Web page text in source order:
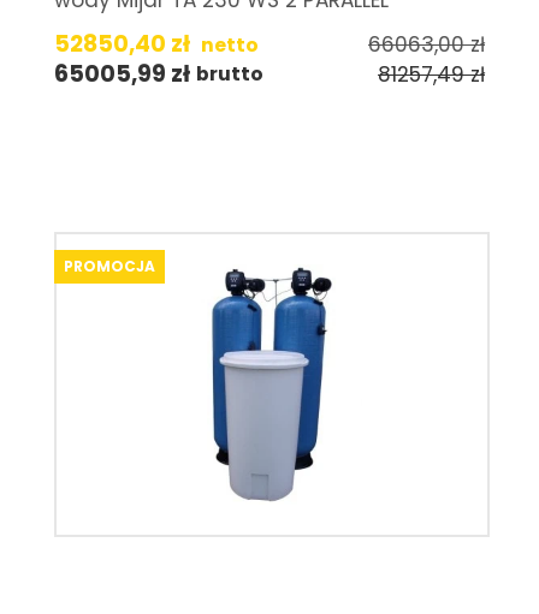
52850,40 zł netto 66063,00zł
65005,99 zł brutto 81257,49zł
PROMOCJA